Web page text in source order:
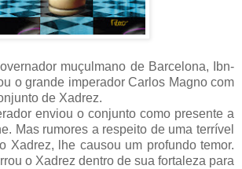
muçulmano de Barcelona, Ibn-
o grande imperador Carlos Magno com
de Xadrez.
enviou o conjunto como presente a
Mas rumores a respeito de uma terrível
Xadrez, lhe causou um profundo temor.
o Xadrez dentro de sua fortaleza para